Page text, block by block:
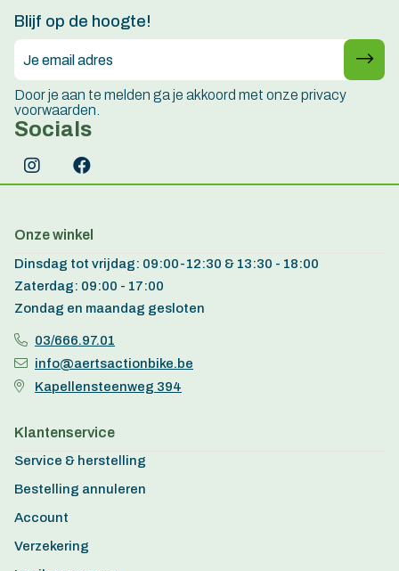
Blijf op de hoogte!
Door je aan te melden ga je akkoord met onze privacy
voorwaarden.
Socials
Onze winkel
Dinsdag tot vrijdag: 09:00-12:30 & 13:30 - 18:00
Zaterdag: 09:00 - 17:00
Zondag en maandag gesloten
03/666.97.01
info@aertsactionbike.be
Kapellensteenweg 394
Klantenservice
Service & herstelling
Bestelling annuleren
Account
Verzekering